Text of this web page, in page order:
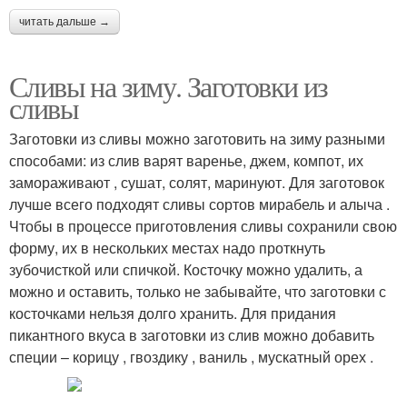
читать дальше →
Сливы на зиму. Заготовки из
сливы
Заготовки из сливы можно заготовить на зиму разными
способами: из слив варят варенье, джем, компот, их
замораживают , сушат, солят, маринуют. Для заготовок
лучше всего подходят сливы сортов мирабель и алыча .
Чтобы в процессе приготовления сливы сохранили свою
форму, их в нескольких местах надо проткнуть
зубочисткой или спичкой. Косточку можно удалить, а
можно и оставить, только не забывайте, что заготовки с
косточками нельзя долго хранить. Для придания
пикантного вкуса в заготовки из слив можно добавить
специи – корицу , гвоздику , ваниль , мускатный орех .